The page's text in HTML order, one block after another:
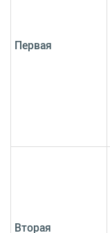
Первая
Вторая